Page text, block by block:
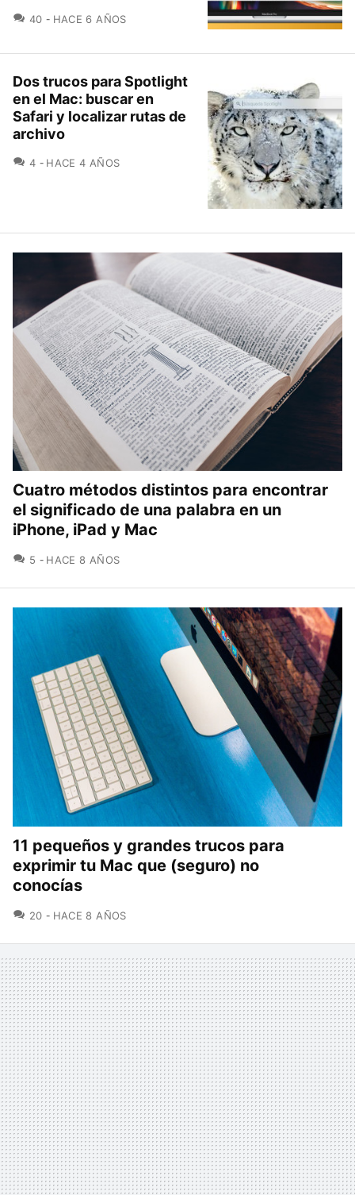
40 COMENTARIOS
HACE 6 AÑOS
Dos trucos para Spotlight
en el Mac: buscar en
Safari y localizar rutas de
archivo
4 COMENTARIOS
HACE 4 AÑOS
Cuatro métodos distintos para encontrar
el significado de una palabra en un
iPhone, iPad y Mac
5 COMENTARIOS
HACE 8 AÑOS
11 pequeños y grandes trucos para
exprimir tu Mac que (seguro) no
conocías
20 COMENTARIOS
HACE 8 AÑOS